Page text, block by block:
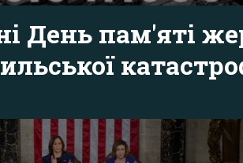
День пам'яті